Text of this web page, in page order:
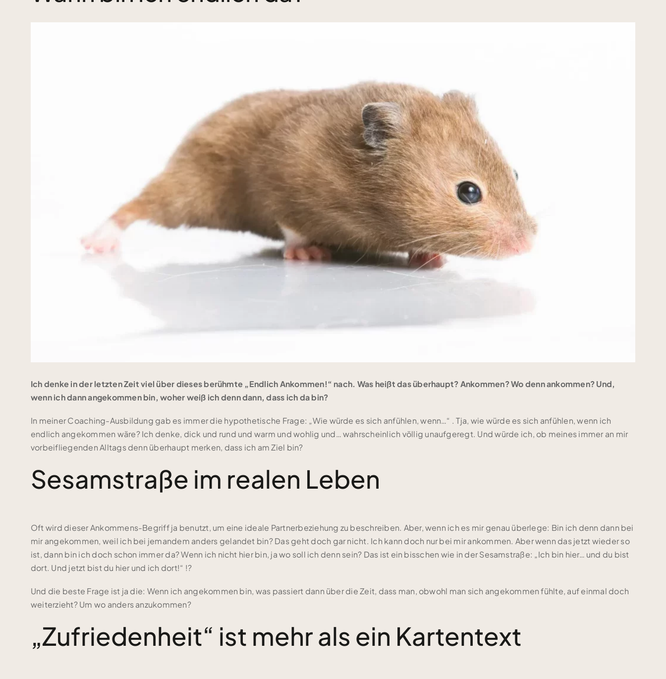
Ich denke in der letzten Zeit viel über dieses berühmte „Endlich Ankommen!“ nach. Was heißt das überhaupt? Ankommen? Wo denn ankommen? Und,
wenn ich dann angekommen bin, woher weiß ich denn dann, dass ich da bin?
In meiner Coaching-Ausbildung gab es immer die hypothetische Frage: „Wie würde es sich anfühlen, wenn…“ . Tja, wie würde es sich anfühlen, wenn ich
endlich angekommen wäre? Ich denke, dick und rund und warm und wohlig und… wahrscheinlich völlig unaufgeregt. Und würde ich, ob meines immer an mir
vorbeifliegenden Alltags denn überhaupt merken, dass ich am Ziel bin?
Sesamstraße im realen Leben
Oft wird dieser Ankommens-Begriff ja benutzt, um eine ideale Partnerbeziehung zu beschreiben. Aber, wenn ich es mir genau überlege: Bin ich denn dann bei
mir angekommen, weil ich bei jemandem anders gelandet bin? Das geht doch gar nicht. Ich kann doch nur bei mir ankommen. Aber wenn das jetzt wieder so
ist, dann bin ich doch schon immer da? Wenn ich nicht hier bin, ja wo soll ich denn sein? Das ist ein bisschen wie in der Sesamstraße: „Ich bin hier… und du bist
dort. Und jetzt bist du hier und ich dort!“ !?
Und die beste Frage ist ja die: Wenn ich angekommen bin, was passiert dann über die Zeit, dass man, obwohl man sich angekommen fühlte, auf einmal doch
weiterzieht? Um wo anders anzukommen?
„Zufriedenheit“ ist mehr als ein Kartentext